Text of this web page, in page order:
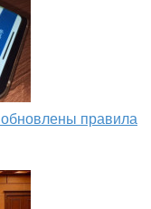
правила